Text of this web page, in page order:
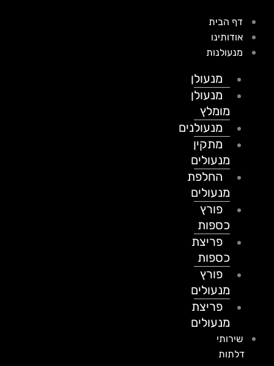
דף הבית
אודותינו
מנעולנות
מנעולן
מנעולן
מומלץ
מנעולנים
מתקין
מנעולים
החלפת
מנעולים
פורץ
כספות
פריצת
כספות
פורץ
מנעולים
פריצת
מנעולים
שירותי
דלתות